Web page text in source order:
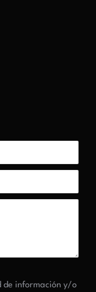
de información y/o